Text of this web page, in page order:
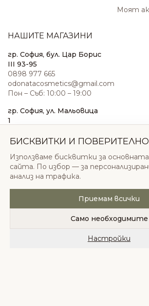
Моят
НАШИТЕ МАГАЗИНИ
гр. София, бул. Цар Борис
III 93-95
0898 977 665
odonatacosmetics@gmail.com
Пон – Съб: 10:00 – 19:00
гр. София, ул. Мальовица
1
sales@odonatacosmetics.com
Нед: 11:00 – 18:00
© 2026 Одоната Козметикс ООД.
запазени.
Политика за поверителност
БИСКВИТКИ И
Използваме бисквитки за
сайта. По избор — за
анализ на трафика.
Приемам всички
Само необходимите
Настройки